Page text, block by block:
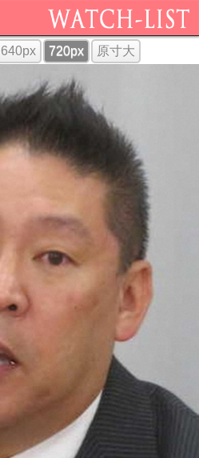
640px 720px 原寸大